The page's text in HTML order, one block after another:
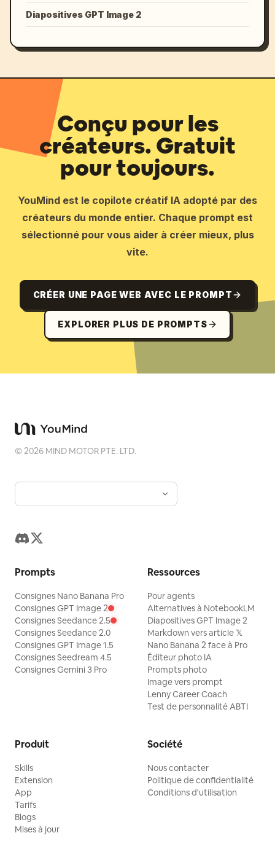
Diapositives GPT Image 2
Conçu pour les
créateurs. Gratuit
pour toujours.
YouMind est le copilote créatif IA adopté par des
créateurs du monde entier. Chaque prompt est
sélectionné pour vous aider à créer mieux, plus
vite.
CRÉER UNE PAGE WEB AVEC LE PROMPT
EXPLORER PLUS DE PROMPTS
©2026 MIND MOTOR PTE. LTD.
Prompts
Consignes Nano Banana Pro
Consignes GPT Image 2
Consignes Seedance 2.5
Consignes Seedance 2.0
Consignes GPT Image 1.5
Consignes Seedream 4.5
Consignes Gemini 3 Pro
Ressources
Pour agents
Alternatives à NotebookLM
Diapositives GPT Image 2
Markdown vers article 𝕏
Nano Banana 2 face à Pro
Éditeur photo IA
Prompts photo
Image vers prompt
Lenny Career Coach
Test de personnalité ABTI
Produit
Skills
Extension
App
Tarifs
Blogs
Mises à jour
Société
Nous contacter
Politique de confidentialité
Conditions d'utilisation